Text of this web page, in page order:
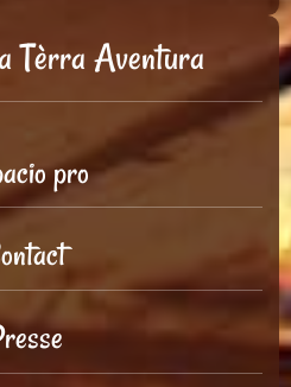
Tèrra Aventura
pro